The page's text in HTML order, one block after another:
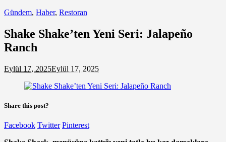
Gündem, Haber, Restoran
Shake Shake’ten Yeni Seri: Jalapeño
Ranch
Eylül 17, 2025Eylül 17, 2025
Share this post?
Facebook Twitter Pinterest